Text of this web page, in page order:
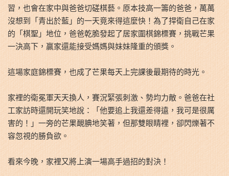
習，也會在家中與爸爸切磋棋藝。原本技高一籌的爸爸，萬萬
沒想到「青出於藍」的一天竟來得這麼快！為了捍衛自己在家
的「棋聖」地位，爸爸乾脆發起了居家圍棋錦標賽，挑戰芒果
一決高下，贏家還能接受媽媽與妹妹隆重的頒獎。
這場家庭錦標賽，也成了芒果每天上完課後最期待的時光。
家裡的衛冕軍天天換人，賽況緊張刺激、勢均力敵。爸爸在社
工家訪時還開玩笑地說：「他要追上我還差得遠，我可是很厲
害的！」一旁的芒果靦腆地笑著，但那雙眼睛裡，卻閃爍著不
容忽視的勝負欲。
看來今晚，家裡又將上演一場高手過招的對決！